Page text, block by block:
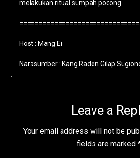
melakukan ritual sumpah pocong.
Host : Mang Ei
Narasumber : Kang Raden Gilap
Leave a
Your email address will not be
fields are marked